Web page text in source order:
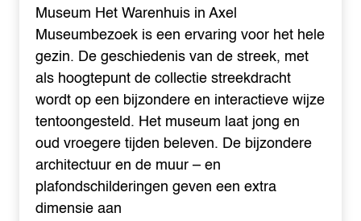
Museum Het Warenhuis in Axel
Museumbezoek is een ervaring voor het hele
gezin. De geschiedenis van de streek, met
als hoogtepunt de collectie streekdracht
wordt op een bijzondere en interactieve wijze
tentoongesteld. Het museum laat jong en
oud vroegere tijden beleven. De bijzondere
architectuur en de muur – en
plafondschilderingen geven een extra
dimensie aan